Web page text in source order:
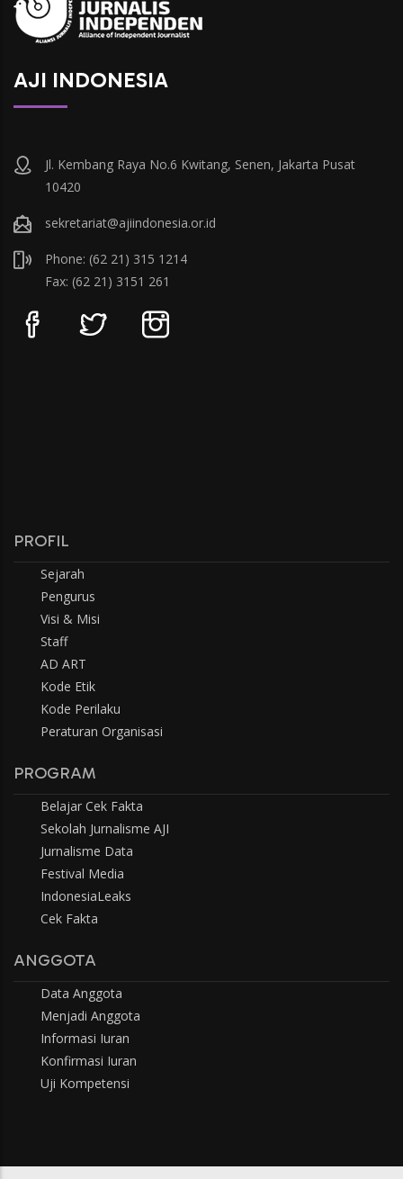
AJI INDONESIA
Jl. Kembang Raya No.6 Kwitang, Senen, Jakarta Pusat
10420
sekretariat@ajiindonesia.or.id
Phone: (62 21) 315 1214
Fax: (62 21) 3151 261
PROFIL
Sejarah
Pengurus
Visi & Misi
Staff
AD ART
Kode Etik
Kode Perilaku
Peraturan Organisasi
PROGRAM
Belajar Cek Fakta
Sekolah Jurnalisme AJI
Jurnalisme Data
Festival Media
IndonesiaLeaks
Cek Fakta
ANGGOTA
Data Anggota
Menjadi Anggota
Informasi Iuran
Konfirmasi Iuran
Uji Kompetensi